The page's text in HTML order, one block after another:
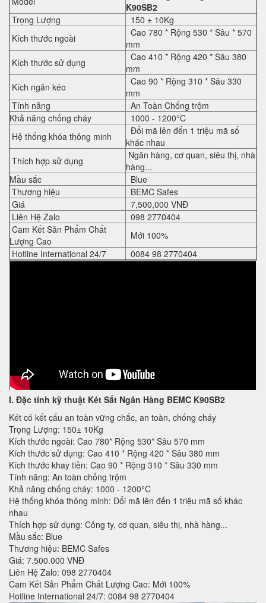
K90SB2
Trọng Lượng
150 ± 10Kg
Kích thước ngoài
Cao 780 * Rộng 530 * Sâu * 570
mm
Kích thước sử dụng
Cao 410 * Rộng 420 * Sâu 380
mm
Kích ngăn kéo
Cao 90 * Rộng 310 * Sâu 330
mm
Tính năng
An Toàn Chống trộm
Khả năng chống cháy
1000 - 1200°C
Hệ thống khóa thông minh
Đổi mã lên đến 1 triệu mã số
khác nhau
Thích hợp sử dụng
Ngân hàng, cơ quan, siêu thị, nhà
hàng...
Mầu sắc
Blue
Thương hiệu
BEMC Safes
Giá
7,500,000 VNĐ
Liên Hệ Zalo
098 2770404
Cam Kết Sản Phẩm Chất
Lượng Cao
Mới 100%
Hotline International 24/7
0084 98 2770404
I. Đặc tính kỹ thuật Két Sắt Ngân Hàng BEMC K90SB2
Két có kết cấu an toàn vững chắc, an toàn, chống cháy
Trọng Lượng: 150± 10Kg
Kích thước ngoài: Cao 780* Rộng 530* Sâu 570 mm
Kích thước sử dụng: Cao 410 * Rộng 420 * Sâu 380 mm
Kích thước khay tiền: Cao 90 * Rộng 310 * Sâu 330 mm
Tính năng: An toàn chống trộm
Khả năng chống cháy: 1000 - 1200°C
Hệ thống khóa thông minh: Đổi mã lên đến 1 triệu mã số khác
nhau
Thích hợp sử dụng: Công ty, cơ quan, siêu thị, nhà hàng...
Mầu sắc: Blue
Thương hiệu: BEMC Safes
Giá: 7.500.000 VNĐ
Liên Hệ Zalo: 098 2770404
Cam Kết Sản Phẩm Chất Lượng Cao: Mới 100%
Hotline International 24/7: 0084 98 2770404